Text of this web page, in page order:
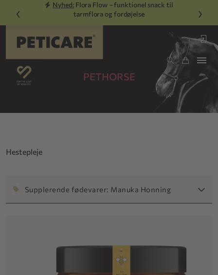
‹
Nyhed:Flora Flow – funktionel snack til
tarmflora og fordøjelse
›
PETHORSE
Hestepleje
Supplerende fødevarer: Manuka Honning